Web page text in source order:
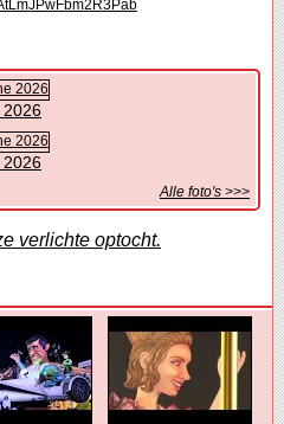
2026
2026
Alle foto's >>>
verlichte optocht.